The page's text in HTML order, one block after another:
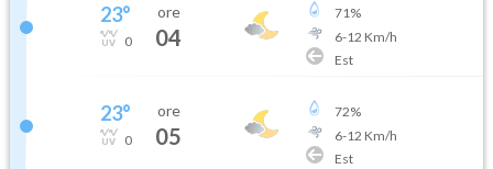
23°
0
ore
04
71%
6-12 Km/h
Est
23°
0
ore
05
72%
6-12 Km/h
Est